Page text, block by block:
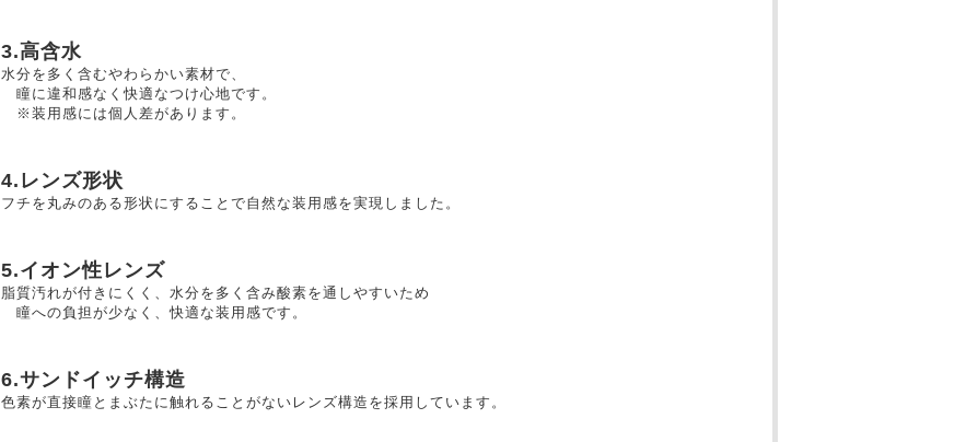
3.高含水
水分を多く含むやわらかい素材で、
瞳に違和感なく快適なつけ心地です。
※装用感には個人差があります。
4.レンズ形状
フチを丸みのある形状にすることで自然な装用感を実現しました。
5.イオン性レンズ
脂質汚れが付きにくく、水分を多く含み酸素を通しやすいため
瞳への負担が少なく、快適な装用感です。
6.サンドイッチ構造
色素が直接瞳とまぶたに触れることがないレンズ構造を採用しています。